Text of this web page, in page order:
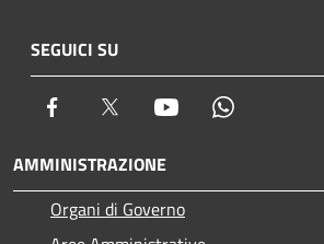
SEGUICI SU
Facebook Twitter Youtube
AMMINISTRAZIONE
Organi di Governo